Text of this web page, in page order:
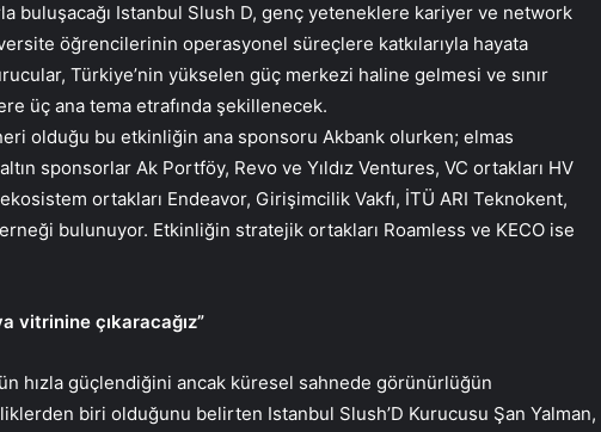
buluşacağı Istanbul Slush D, genç yeteneklere kariyer ve network
öğrencilerinin operasyonel süreçlere katkılarıyla hayata
Türkiye’nin yükselen güç merkezi haline gelmesi ve sınır
üç ana tema etrafında şekillenecek.
olduğu bu etkinliğin ana sponsoru Akbank olurken; elmas
sponsorlar Ak Portföy, Revo ve Yıldız Ventures, VC ortakları HV
ortakları Endeavor, Girişimcilik Vakfı, İTÜ ARI Teknokent,
bulunuyor. Etkinliğin stratejik ortakları Roamless ve KECO ise
vitrinine çıkaracağız”
hızla güçlendiğini ancak küresel sahnede görünürlüğün
biri olduğunu belirten Istanbul Slush’D Kurucusu Şan Yalman,